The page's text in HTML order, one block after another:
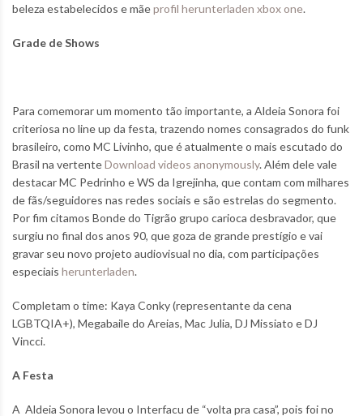
beleza estabelecidos e mãeprofil herunterladen xbox one.
Grade de Shows
Para comemorar um momento tão importante, a Aldeia Sonora foi
criteriosa no line up da festa, trazendo nomes consagrados do funk
brasileiro, como MC Livinho, que é atualmente o mais escutado do
Brasil na vertenteDownload videos anonymously. Além dele vale
destacar MC Pedrinho e WS da Igrejinha, que contam com milhares
de fãs/seguidores nas redes sociais e são estrelas do segmento.
Por fim citamos Bonde do Tigrão grupo carioca desbravador, que
surgiu no final dos anos 90, que goza de grande prestígio e vai
gravar seu novo projeto audiovisual no dia, com participações
especiais herunterladen.
Completam o time: Kaya Conky (representante da cena
LGBTQIA+), Megabaile do Areias, Mac Julia, DJ Missiato e DJ
Vincci.
A Festa
A Aldeia Sonora levou o Interfacu de “volta pra casa”, pois foi no